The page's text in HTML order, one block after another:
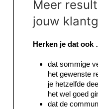
Meer
jouw
Herken je dat ook
dat sommige
het gewenste
je hetzelfde
het wel goed
dat de